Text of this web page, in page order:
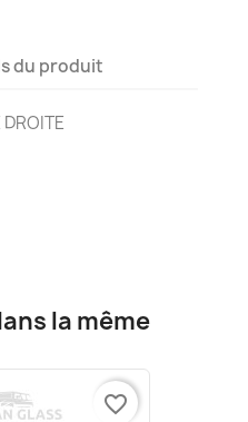
du produit
la même
favorite_border